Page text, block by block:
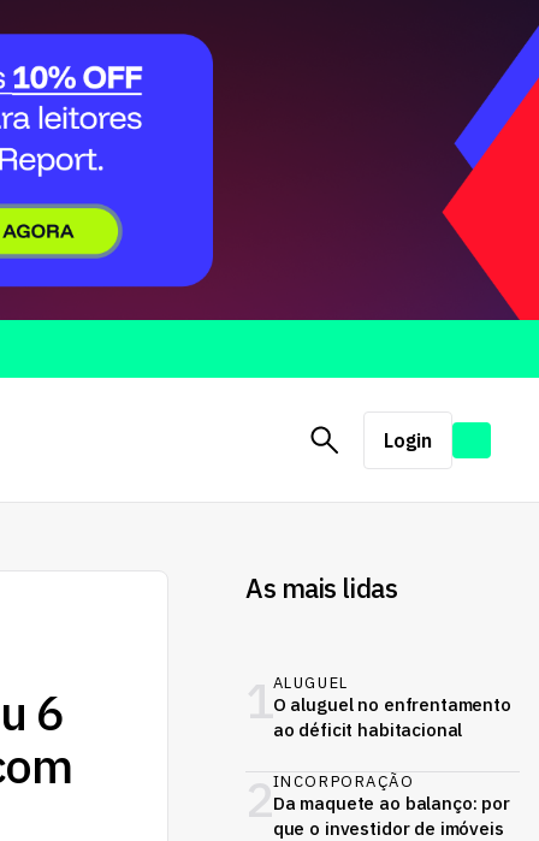
Login
6
As mais lidas
1ALUGUEL
O aluguel no enfrentamento
ao déficit habitacional
2INCORPORAÇÃO
Da maquete ao balanço: por
que o investidor de imóveis